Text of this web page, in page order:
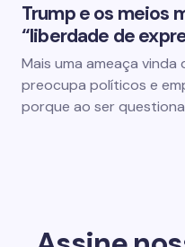
Trump e os meios
“liberdade de
Mais uma ameaça
preocupa políticos e
porque ao ser